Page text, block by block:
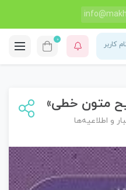
کاربر
0
متون خطی»
و اطلاعیه‌ها